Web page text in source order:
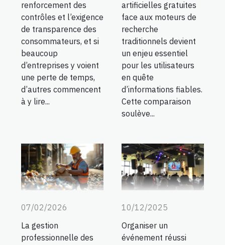
renforcement des
contrôles et l’exigence
de transparence des
consommateurs, et si
beaucoup
d’entreprises y voient
une perte de temps,
d’autres commencent
à y lire...
artificielles gratuites
face aux moteurs de
recherche
traditionnels devient
un enjeu essentiel
pour les utilisateurs
en quête
d’informations fiables.
Cette comparaison
soulève...
07/02/2026
La gestion
professionnelle des
10/12/2025
Organiser un
événement réussi